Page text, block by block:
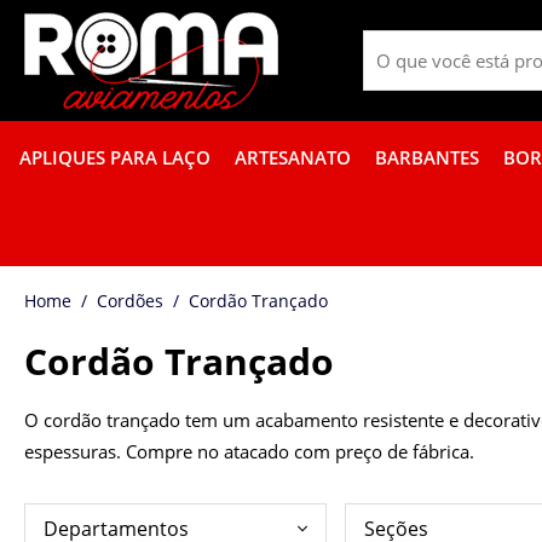
APLIQUES PARA LAÇO ARTESANATO BARBANTES
Cordões Cordão Trançado
Cordão Trançado
O cordão trançado tem um acabamento resistente e
espessuras. Compre no atacado com preço de fábrica.